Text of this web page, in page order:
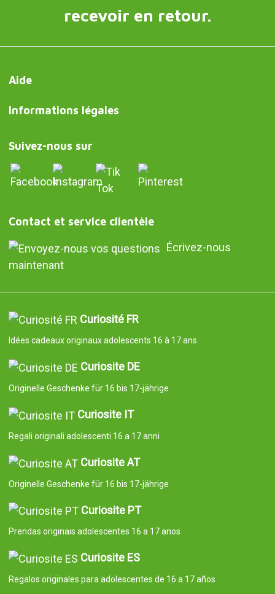
recevoir en retour.
Aide
Informations légales
Suivez-nous sur
Contact et service clientèle
Écrivez-nous
maintenant
Curiosité FR
Idées cadeaux originaux adolescents 16 à 17 ans
Curiosite DE
Originelle Geschenke für 16 bis 17-jährige
Curiosite IT
Regali originali adolescenti 16 a 17 anni
Curiosite AT
Originelle Geschenke für 16 bis 17-jährige
Curiosite PT
Prendas originais adolescentes 16 a 17 anos
Curiosite ES
Regalos originales para adolescentes de 16 a 17 años